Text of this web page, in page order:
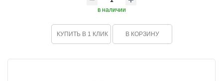
в наличии
КУПИТЬ В 1 КЛИК В КОРЗИНУ